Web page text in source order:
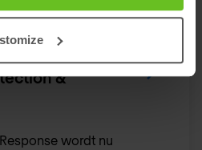
&
wordt nu